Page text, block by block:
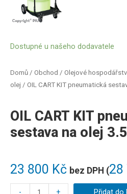
Domů / Obchod / Olejové
olej / OIL CART KIT pneumatická
OIL CART KIT
sestava na olej
23 800 Kč bez DPH (28
Dostupné u našeho dodavatele
- + Přidat do